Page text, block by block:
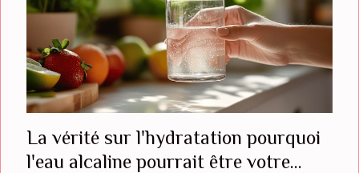
La vérité sur l'hydratation pourquoi
l'eau alcaline pourrait être votre